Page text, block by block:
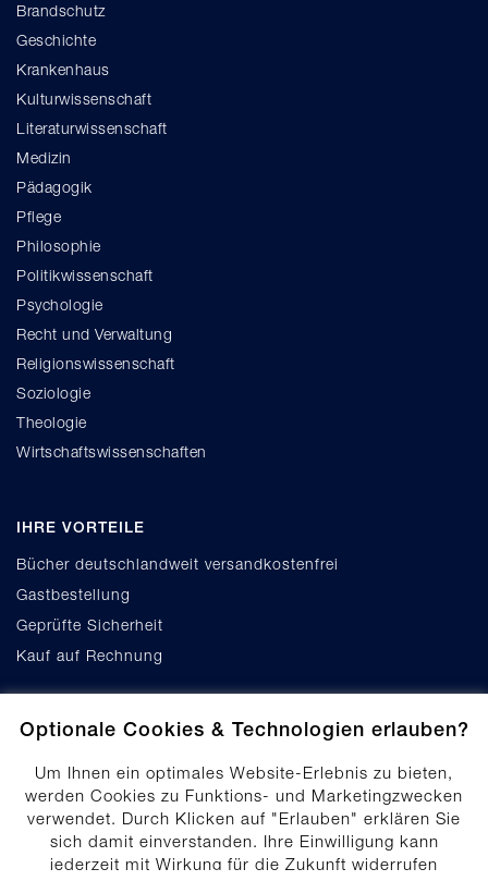
Optionale Cookies & Technologien erlauben?
Um Ihnen ein optimales Website-Erlebnis zu bieten,
werden Cookies zu Funktions- und Marketingzwecken
verwendet. Durch Klicken auf "Erlauben" erklären Sie
sich damit einverstanden. Ihre Einwilligung kann
jederzeit mit Wirkung für die Zukunft widerrufen
Brandschutz
Geschichte
Krankenhaus
Kulturwissenschaft
Literaturwissenschaft
Medizin
Pädagogik
Pflege
Philosophie
Politikwissenschaft
Psychologie
Recht und Verwaltung
Religionswissenschaft
Soziologie
Theologie
Wirtschaftswissenschaften
IHRE VORTEILE
Bücher deutschlandweit versandkostenfrei
Gastbestellung
Geprüfte Sicherheit
Kauf auf Rechnung
Cookie-Einstellungen
Datenschutz